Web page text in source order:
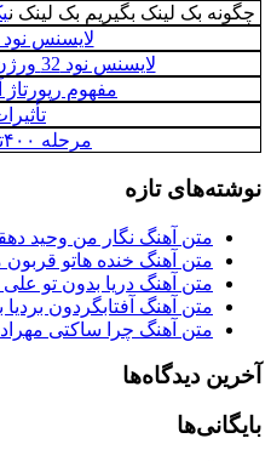
چگونه بک لینک بگیریم بک لینک ن
لایسنس نود 32 ورژن 15
لایسنس نود 32 ورژن 14 90 روزه رایگان
مفهوم
مرحله ۴۰۰تا۶۰۰ آمیرزا
نوشته‌های تازه
متن آهنگ نگار من وحید
متن آهنگ خنده هاتو قربون
متن آهنگ دریا بدون تو
متن آهنگ آفتابگردون بردیا
متن آهنگ چرا ساکتی
آخرین دیدگاه‌ها
بایگانی‌ها